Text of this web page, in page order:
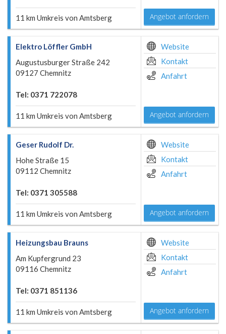
11 km Umkreis von Amtsberg Angebot anfordern
Elektro Löffler GmbH
Augustusburger Straße 242
09127 Chemnitz
Tel: 0371 722078
11 km Umkreis von Amtsberg
Website
Kontakt
Anfahrt
Angebot anfordern
Geser Rudolf Dr.
Hohe Straße 15
09112 Chemnitz
Tel: 0371 305588
11 km Umkreis von Amtsberg
Website
Kontakt
Anfahrt
Angebot anfordern
Heizungsbau Brauns
Am Kupfergrund 23
09116 Chemnitz
Tel: 0371 851136
11 km Umkreis von Amtsberg
Website
Kontakt
Anfahrt
Angebot anfordern